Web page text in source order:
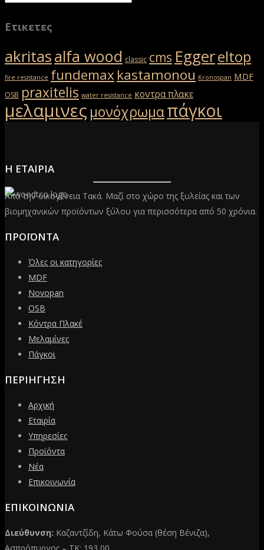
Ετικετες
akritasalfa wood classic cms Eggereltop
fire resistance fundemax kastamonou Kronospan MDF
OSB praxitelis water resistance κοντρα πλακε
μελαμινες μονόχρωμαπάγκοι
Η ΕΤΑΙΡΙΑ
Από την οικογένεια Τακά. Μαζί στο χώρο της ξυλείας και των
βιομηχανικών προϊόντων ξύλου για περισσότερα από 50 χρόνια.
ΠΡΟΪΟΝΤΑ
Όλες οι κατηγορίες
MDF
Novopan
OSB
Κόντρα Πλακέ
Μελαμίνες
Πάγκοι
ΠΕΡΙΗΓΗΣΗ
Αρχική
Εταιρία
Υπηρεσίες
Προϊόντα
Νέα
Επικοινωνία
ΕΠΙΚΟΙΝΩΝΙΑ
Διεύθυνση: Καζαντζίδη, Κάτω Φούσα (θέση Βένιζα),